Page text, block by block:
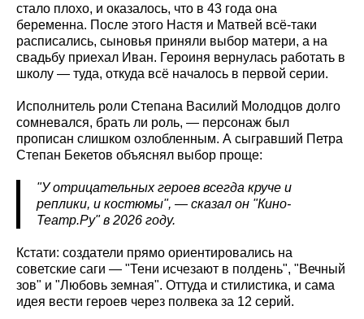
стало плохо, и оказалось, что в 43 года она
беременна. После этого Настя и Матвей всё-таки
расписались, сыновья приняли выбор матери, а на
свадьбу приехал Иван. Героиня вернулась работать в
школу — туда, откуда всё началось в первой серии.
Исполнитель роли Степана Василий Молодцов долго
сомневался, брать ли роль, — персонаж был
прописан слишком озлобленным. А сыгравший Петра
Степан Бекетов объяснял выбор проще:
"У отрицательных героев всегда круче и
реплики, и костюмы", — сказал он "Кино-
Театр.Ру" в 2026 году.
Кстати: создатели прямо ориентировались на
советские саги — "Тени исчезают в полдень", "Вечный
зов" и "Любовь земная". Оттуда и стилистика, и сама
идея вести героев через полвека за 12 серий.